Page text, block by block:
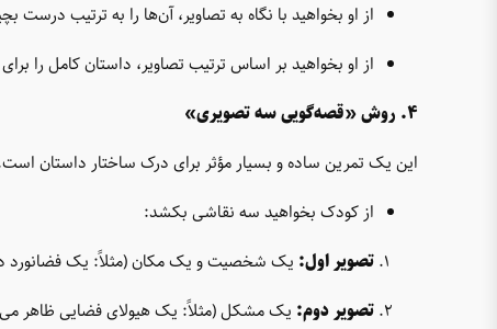
از او بخواهید با نگاه به تصاویر، آن‌ها را به ترتیب درست
از او بخواهید بر اساس ترتیب تصاویر، داستان کامل را
۴. روش «قصه‌گویی سه تصویری»
این یک تمرین ساده و بسیار مؤثر برای درک ساختار داستان
از کودک بخواهید سه نقاشی بکشد:
تصویر اول: یک شخصیت و یک مکان (مثلاً: یک فضانورد
تصویر دوم: یک مشکل (مثلاً: یک هیولای فضایی ظاهر